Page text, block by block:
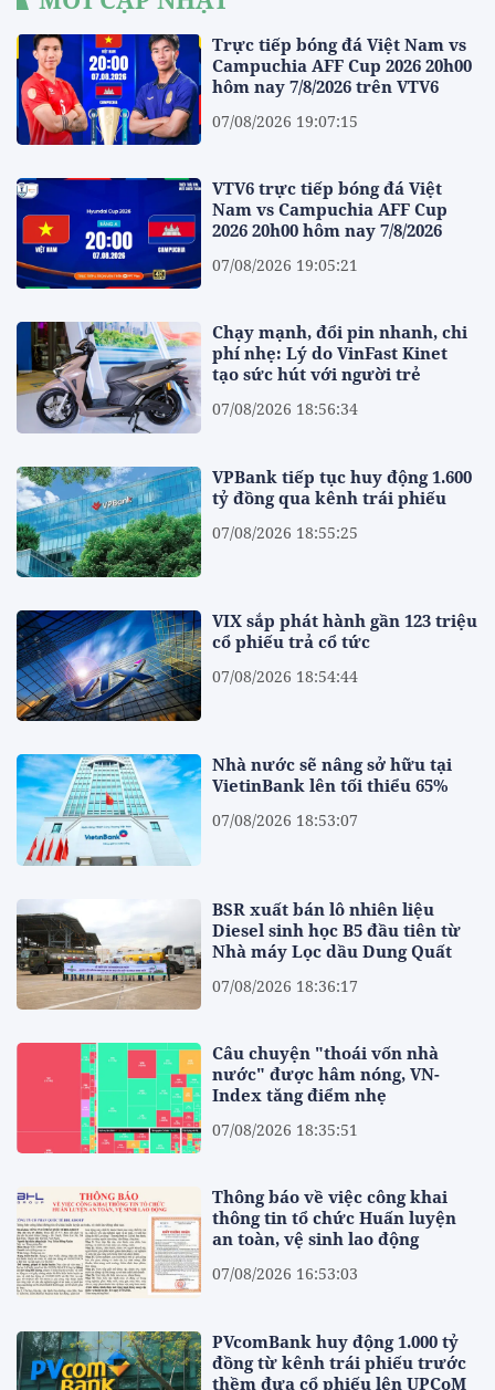
Trực tiếp bóng đá Việt Nam vs
Campuchia AFF Cup 2026 20h00
hôm nay 7/8/2026 trên VTV6
07/08/2026 19:07:15
VTV6 trực tiếp bóng đá Việt
Nam vs Campuchia AFF Cup
2026 20h00 hôm nay 7/8/2026
07/08/2026 19:05:21
Chạy mạnh, đổi pin nhanh, chi
phí nhẹ: Lý do VinFast Kinet
tạo sức hút với người trẻ
07/08/2026 18:56:34
VPBank tiếp tục huy động 1.600
tỷ đồng qua kênh trái phiếu
07/08/2026 18:55:25
VIX sắp phát hành gần 123 triệu
cổ phiếu trả cổ tức
07/08/2026 18:54:44
Nhà nước sẽ nâng sở hữu tại
VietinBank lên tối thiểu 65%
07/08/2026 18:53:07
BSR xuất bán lô nhiên liệu
Diesel sinh học B5 đầu tiên từ
Nhà máy Lọc dầu Dung Quất
07/08/2026 18:36:17
Câu chuyện "thoái vốn nhà
nước" được hâm nóng, VN-
Index tăng điểm nhẹ
07/08/2026 18:35:51
Thông báo về việc công khai
thông tin tổ chức Huấn luyện
an toàn, vệ sinh lao động
07/08/2026 16:53:03
PVcomBank huy động 1.000 tỷ
đồng từ kênh trái phiếu trước
thềm đưa cổ phiếu lên UPCoM